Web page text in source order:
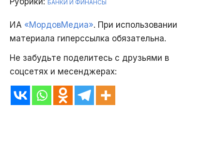
БАНКИ И ФИНАНСЫ
ИА «МордовМедиа». При использовании
материала гиперссылка обязательна.
Не забудьте поделитесь с друзьями в
соцсетях и месенджерах: